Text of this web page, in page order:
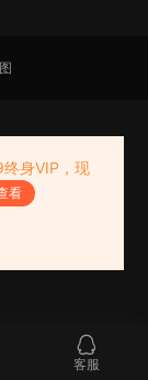
客服
身VIP，现
看